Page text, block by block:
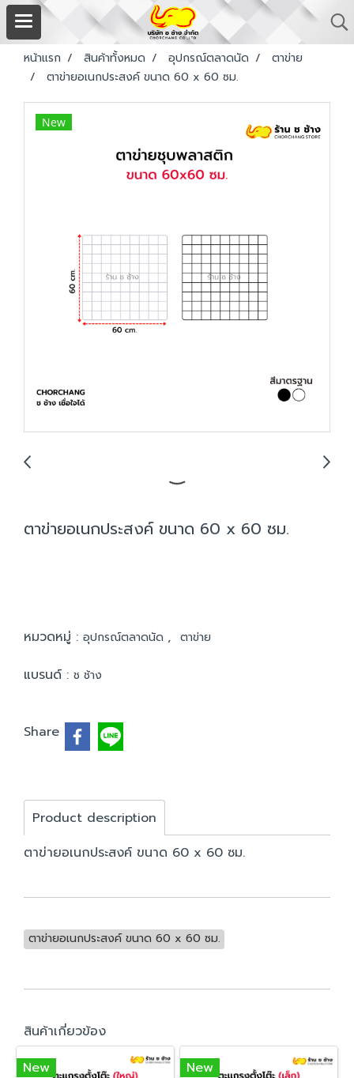
หน้าแรก สินค้าทั้งหมด อุปกรณ์ตลาดนัด
ตาข่าย
ตาข่ายอเนกประสงค์ ขนาด 60 x 60 ซม.
New
ตาข่ายอเนกประสงค์ ขนาด 60 x 60 ซม.
หมวดหมู่ : อุปกรณ์ตลาดนัด , ตาข่าย
แบรนด์ : ช ช้าง
Share
Product description
ตาข่ายอเนกประสงค์ ขนาด 60 x 60 ซม.
ตาข่ายอเนกประสงค์ ขนาด 60 x 60 ซม.
สินค้าเกี่ยวข้อง
New
New